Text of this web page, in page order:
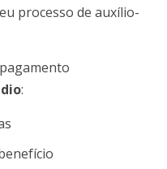
processo de auxílio-
: